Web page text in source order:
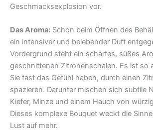
Geschmacksexplosion vor.
Das Aroma: Schon beim Öffnen des
ein intensiver und belebender Duft
Vordergrund steht ein scharfes, süßes
geschnittenen Zitronenschalen. Es ist so
Sie fast das Gefühl haben, durch einen
spazieren. Darunter mischen sich subtile
Kiefer, Minze und einem Hauch von
Dieses komplexe Bouquet weckt die
Lust auf mehr.